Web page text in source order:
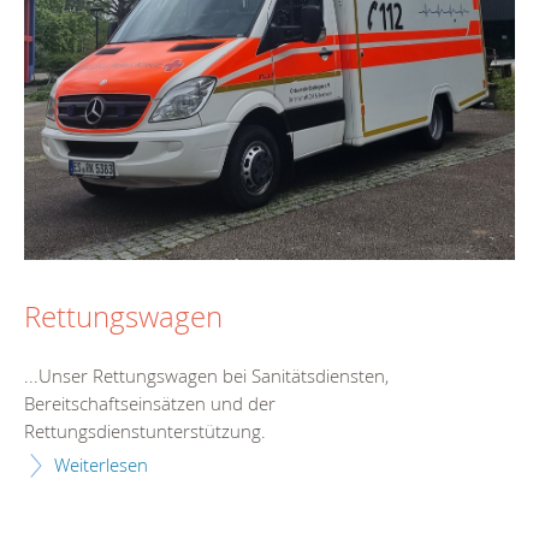
Rettungswagen
...Unser Rettungswagen bei Sanitätsdiensten,
Bereitschaftseinsätzen und der
Rettungsdienstunterstützung.
Weiterlesen